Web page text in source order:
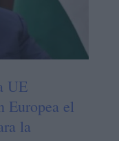
UE
Europea el
la